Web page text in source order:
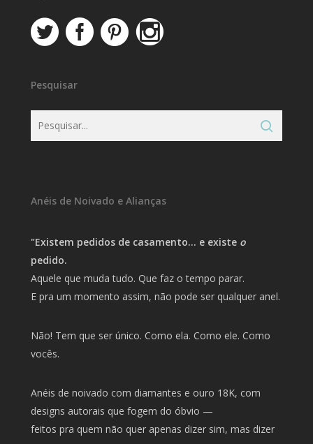
Pesquisar
Anéis de Noivado e Alianças
"Existem pedidos de casamento… e existe o
pedido.
Aquele que muda tudo. Que faz o tempo parar.
E pra um momento assim, não pode ser qualquer anel.
Não! Tem que ser único. Como ela. Como ele. Como
vocês.
Anéis de noivado com diamantes e ouro 18K, com
designs autorais que fogem do óbvio —
feitos pra quem não quer apenas dizer sim, mas dizer